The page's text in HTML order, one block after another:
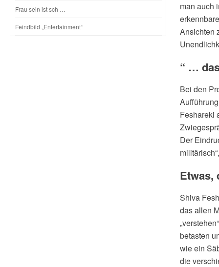
Frau sein ist sch …
Feindbild „Entertainment“
man auch
Ansichten
“ …
Bei den
Feshareki
Der
Etwas,
Shiva
das allen
betasten
wie ein
die